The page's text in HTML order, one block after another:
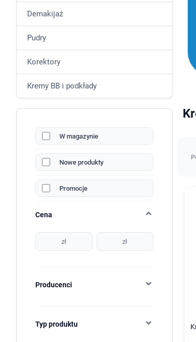
Demakijaż
Pudry
Korektory
Kremy BB i podkłady
W magazynie
Nowe produkty
Promocje
Cena
zł zł
Producenci
Typ produktu